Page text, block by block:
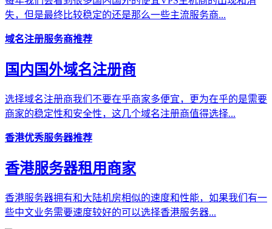
失，但是最终比较稳定的还是那么一些主流服务商...
域名注册服务商推荐
国内国外域名注册商
选择域名注册商我们不要在乎商家多便宜，更为在乎的是需要
商家的稳定性和安全性，这几个域名注册商值得选择...
香港优秀服务器推荐
香港服务器租用商家
香港服务器拥有和大陆机房相似的速度和性能，如果我们有一
些中文业务需要速度较好的可以选择香港服务器...